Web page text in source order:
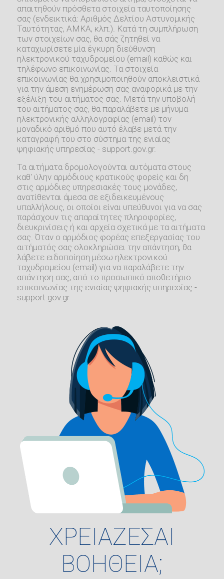
απαιτηθούν πρόσθετα στοιχεία ταυτοποίησης
σας (ενδεικτικά: Αριθμός Δελτίου Αστυνομικής
Ταυτότητας, ΑΜΚΑ, κλπ.). Κατά τη συμπλήρωση
των στοιχείων σας, θα σάς ζητηθεί να
καταχωρίσετε μία έγκυρη διεύθυνση
ηλεκτρονικού ταχυδρομείου (email) καθώς και
τηλέφωνο επικοινωνίας. Τα στοιχεία
επικοινωνίας θα χρησιμοποιηθούν αποκλειστικά
για την άμεση ενημέρωση σας αναφορικά με την
εξέλιξη του αιτήματος σας. Μετά την υποβολή
του αιτήματος σας, θα παραλάβετε με μήνυμα
ηλεκτρονικής αλληλογραφίας (email) τον
μοναδικό αριθμό που αυτό έλαβε μετά την
καταγραφή του στο σύστημα της ενιαίας
ψηφιακής υπηρεσίας - support.gov.gr.
Τα αιτήματα δρομολογούνται αυτόματα στους
καθ' ύλην αρμόδιους κρατικούς φορείς και δη
στις αρμόδιες υπηρεσιακές τους μονάδες,
ανατίθενται άμεσα σε εξιδεικευμένους
υπαλλήλους, οι οποίοι είναι υπεύθυνοι για να σας
παράσχουν τις απαραίτητες πληροφορίες,
διευκρινίσεις ή και αρχεία σχετικά με τα αιτήματα
σας. Όταν ο αρμόδιος φορέας επεξεργασίας του
αιτήματός σας ολοκληρώσει την απάντηση, θα
λάβετε ειδοποίηση μέσω ηλεκτρονικού
ταχυδρομείου (email) για να παραλάβετε την
απάντηση σας, από το προσωπικό αποθετήριο
επικοινωνίας της ενιαίας ψηφιακής υπηρεσίας -
support.gov.gr
ΧΡΕΙΑΖΕΣΑΙ
ΒΟΗΘΕΙΑ;